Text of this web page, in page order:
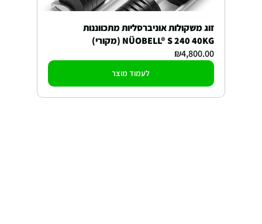
זוג משקולות אוניברסליות מתכווננות
NÜOBELL® S 240 40KG (מקורי)
₪4,800.00
לעמוד מוצר